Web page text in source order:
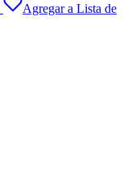
Agregar a Lista de